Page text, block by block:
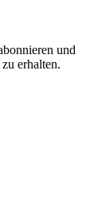
und
erhalten.